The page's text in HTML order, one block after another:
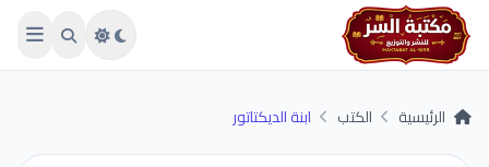
Skip to main content
الرئيسية الكتب ابنة الديكتاتور